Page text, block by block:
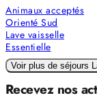
Animaux acceptés
Orienté Sud
Lave vaisselle
Essentielle
Voir plus de séjours
Recevez nos